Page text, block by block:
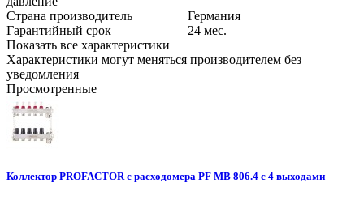
Страна производитель
Германия
Гарантийный срок
24 мес.
Показать все характеристики
Характеристики могут меняться производителем без
уведомления
Просмотренные
Коллектор PROFACTOR с расходомера PF MB 806.4 с 4 выходами